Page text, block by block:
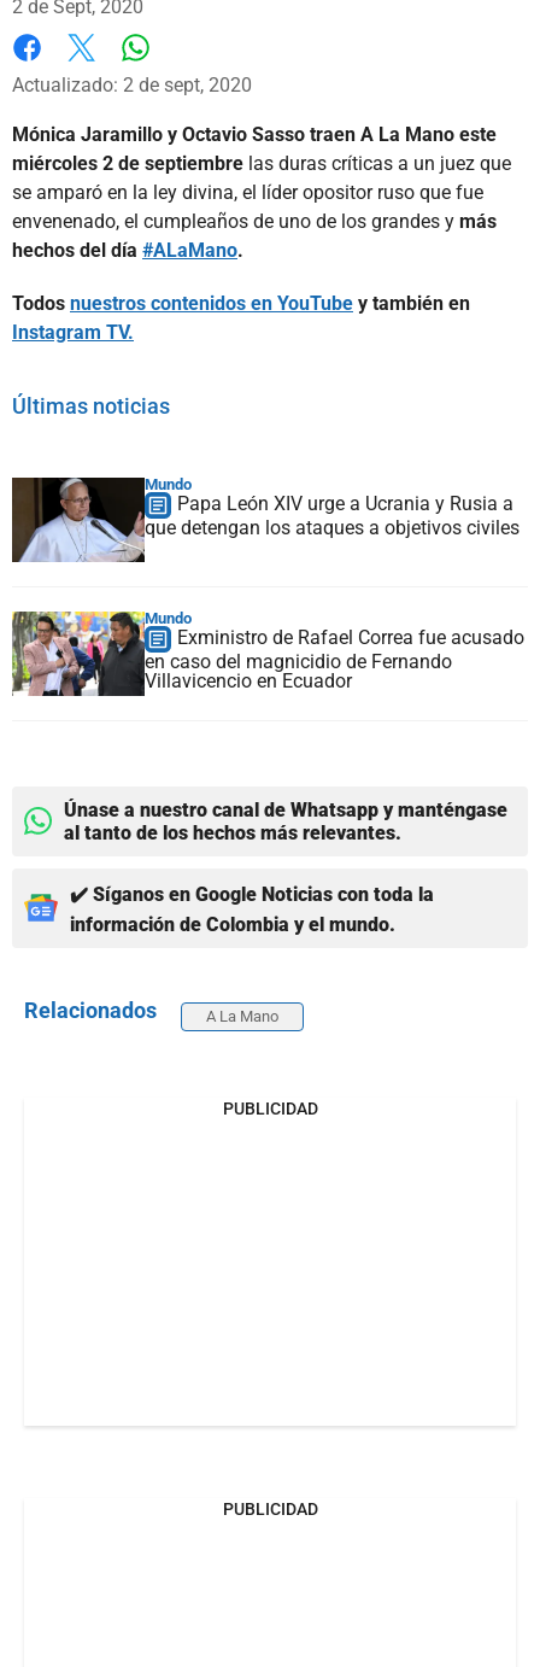
2 de Sept, 2020
Facebook
X Whatsapp
Actualizado: 2 de sept, 2020
Mónica Jaramillo y Octavio Sasso traen A La Mano este
miércoles 2 de septiembre las duras críticas a un juez que
se amparó en la ley divina, el líder opositor ruso que fue
envenenado, el cumpleaños de uno de los grandes y más
hechos del día #ALaMano.
Todos nuestros contenidos en YouTube y también en
Instagram TV.
Últimas noticias
Mundo
Papa León XIV urge a Ucrania y Rusia a
que detengan los ataques a objetivos civiles
Mundo
Exministro de Rafael Correa fue acusado
en caso del magnicidio de Fernando
Villavicencio en Ecuador
Únase a nuestro canal de Whatsapp y manténgase
al tanto de los hechos más relevantes.
✔️ Síganos en Google Noticias con toda la
información de Colombia y el mundo.
Relacionados A La Mano
PUBLICIDAD
PUBLICIDAD